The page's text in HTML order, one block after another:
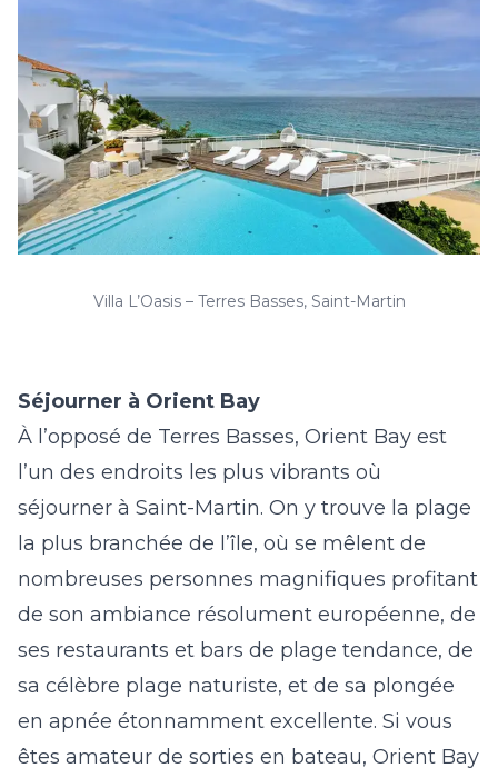
Villa L’Oasis – Terres Basses, Saint-Martin
Séjourner à Orient Bay
À l’opposé de Terres Basses, Orient Bay est
l’un des endroits les plus vibrants où
séjourner à Saint-Martin. On y trouve la plage
la plus branchée de l’île, où se mêlent de
nombreuses personnes magnifiques profitant
de son ambiance résolument européenne, de
ses restaurants et bars de plage tendance, de
sa célèbre plage naturiste, et de sa plongée
en apnée étonnamment excellente. Si vous
êtes amateur de sorties en bateau, Orient Bay